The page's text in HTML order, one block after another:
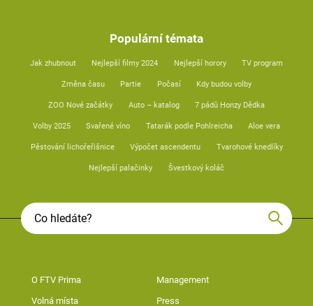
Populární témata
Jak zhubnout Nejlepší filmy 2024 Nejlepší horory TV program
Změna času Partie Počasí Kdy budou volby
ZOO Nové začátky Auto – katalog 7 pádů Honzy Dědka
Volby 2025 Svařené víno Tatarák podle Pohlreicha Aloe vera
Pěstování lichořeřišnice Výpočet ascendentu Tvarohové knedlíky
Nejlepší palačinky Švestkový koláč
O FTV Prima Management
Volná místa Press